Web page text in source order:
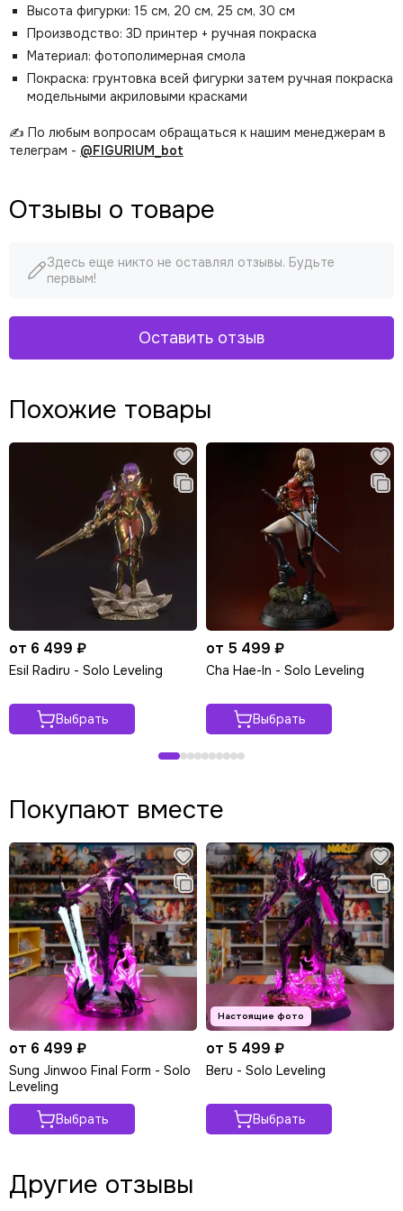
Высота фигурки: 15 см, 20 см, 25 см, 30 см
Производство: 3D принтер + ручная покраска
Материал: фотополимерная смола
Покраска: грунтовка всей фигурки затем ручная покраска
модельными акриловыми красками
✍️ По любым вопросам обращаться к нашим менеджерам в
телеграм - @FIGURIUM_bot
Отзывы о товаре
Здесь еще никто не оставлял отзывы. Будьте
первым!
Оставить отзыв
Похожие товары
от 6 499 ₽
Esil Radiru - Solo Leveling
Выбрать
от 5 499 ₽
Cha Hae-In - Solo Leveling
Выбрать
Покупают вместе
от 6 499 ₽
Sung Jinwoo Final Form - Solo
Leveling
Выбрать
от 5 499 ₽
Beru - Solo Leveling
Выбрать
Другие отзывы